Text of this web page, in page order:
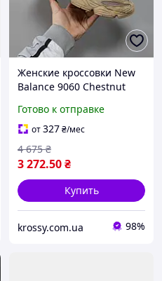
Женские кроссовки New
Balance 9060 Chestnut
объемные демисезонные
кроссовки для
повседневной носки Cod:
3627
Готово к отправке
от327₴/мес
3 272.50₴
4 675 ₴
Купить
krossy.com.ua 98%